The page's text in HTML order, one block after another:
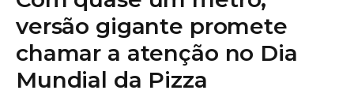
versão gigante promete
chamar a atenção no Dia
Mundial da Pizza